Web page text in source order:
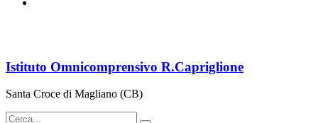
Istituto Omnicomprensivo R.Capriglione
Santa Croce di Magliano (CB)